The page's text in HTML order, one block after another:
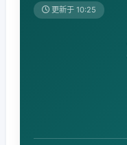
更新于 10:25